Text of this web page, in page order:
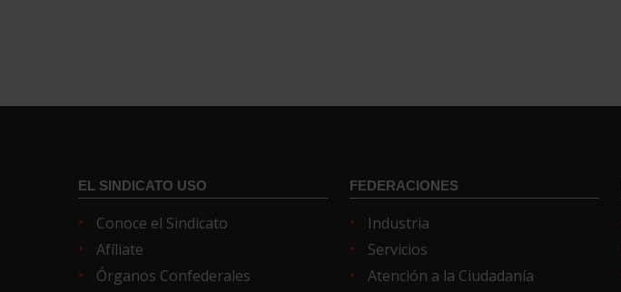
EL SINDICATO USO
Conoce el Sindicato
Afíliate
Órganos Confederales
FEDERACIONES
Industria
Servicios
Atención a la Ciudadanía